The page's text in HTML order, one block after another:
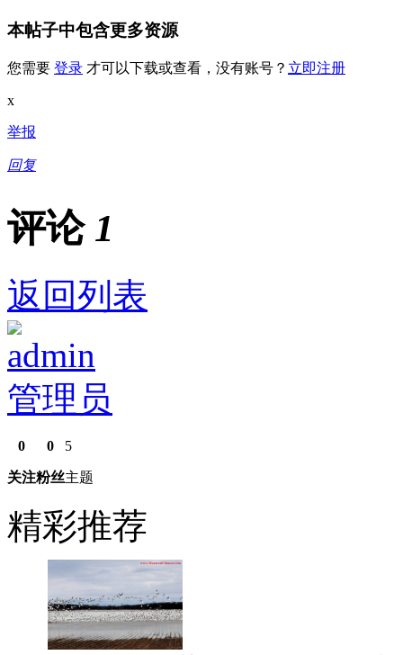
本帖子中包含更多资源
您需要 登录 才可以下载或查看，没有账号？ 立即注册
x
举报
回复
评论 1
返回列表
admin
管理员
0
关注
0
粉丝
5
主题
精彩推荐